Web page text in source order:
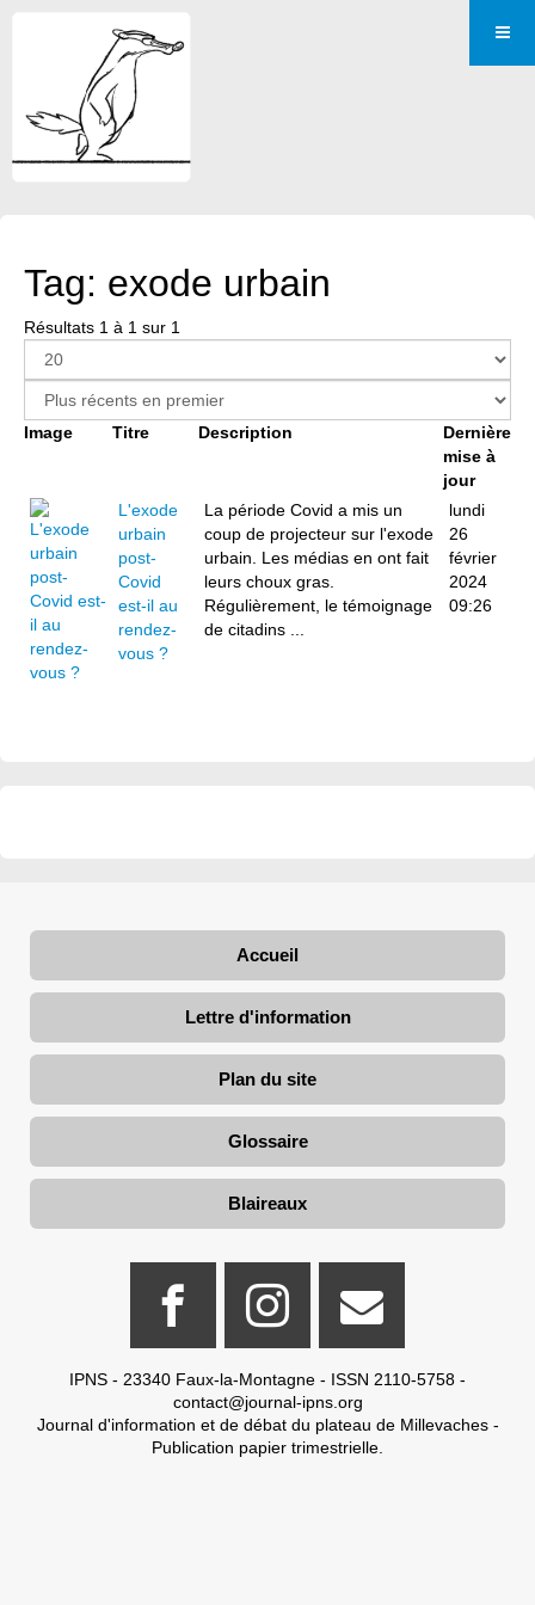
Tag: exode urbain
Résultats 1 à 1 sur 1
Image Titre Description
Dernière
mise à
jour
L'exode
urbain
post-
Covid
est-il au
rendez-
vous ?
La période Covid a mis un
coup de projecteur sur l'exode
urbain. Les médias en ont fait
leurs choux gras.
Régulièrement, le témoignage
de citadins ...
lundi
26
février
2024
09:26
Accueil
Lettre d'information
Plan du site
Glossaire
Blaireaux
IPNS - 23340 Faux-la-Montagne - ISSN 2110-5758 -
contact@journal-ipns.org
Journal d'information et de débat du plateau de Millevaches -
Publication papier trimestrielle.